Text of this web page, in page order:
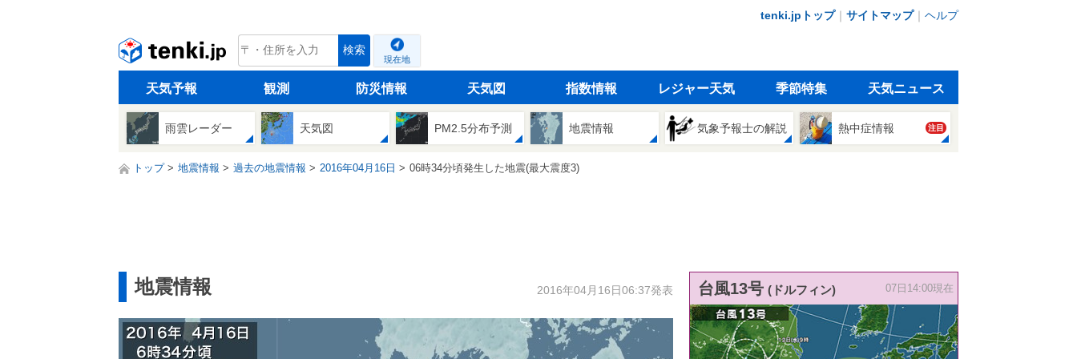
tenki.jpトップ｜ サイトマップ｜ ヘルプ
tenki.jp 検索
現在地
天気予報 観測 防災情報 天気図 指数情報 レジャー天気 季節特集 天気ニュース
雨雲レーダー 天気図 PM2.5分布予測 地震情報 気象予報士の解説 熱中症情報 注目
トップ 地震情報 過去の地震情報 2016年04月16日 06時34分頃発生した地震(最大震度3)
地震情報 2016年04月16日06:37発表 台風13号 (ドルフィン) 07日14:00現在